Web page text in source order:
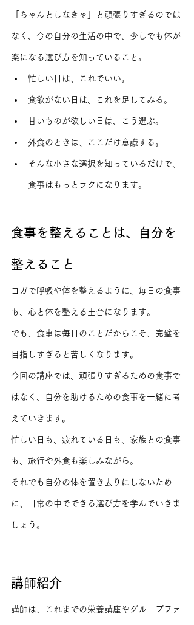
「ちゃんとしなきゃ」と頑張りすぎるのでは
なく、今の自分の生活の中で、少しでも体が
楽になる選び方を知っていること。
忙しい日は、これでいい。
食欲がない日は、これを足してみる。
甘いものが欲しい日は、こう選ぶ。
外食のときは、ここだけ意識する。
そんな小さな選択を知っているだけで、
食事はもっとラクになります。
食事を整えることは、自分を
整えること
ヨガで呼吸や体を整えるように、毎日の食事
も、心と体を整える土台になります。
でも、食事は毎日のことだからこそ、完璧を
目指しすぎると苦しくなります。
今回の講座では、頑張りすぎるための食事で
はなく、自分を助けるための食事を一緒に考
えていきます。
忙しい日も、疲れている日も、家族との食事
も、旅行や外食も楽しみながら。
それでも自分の体を置き去りにしないため
に、日常の中でできる選び方を学んでいきま
しょう。
講師紹介
講師は、これまでの栄養講座やグループファ